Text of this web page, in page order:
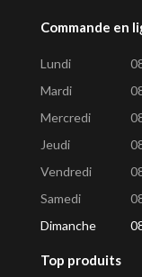
Commande en
Lundi
Mardi
Mercredi
Jeudi
Vendredi
Samedi
Dimanche
Top produits